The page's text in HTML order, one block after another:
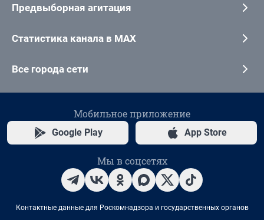
Предвыборная агитация
Статистика канала в MAX
Все города сети
Мобильное приложение
Google Play App Store
Мы в соцсетях
Контактные данные для Роскомнадзора и государственных органов